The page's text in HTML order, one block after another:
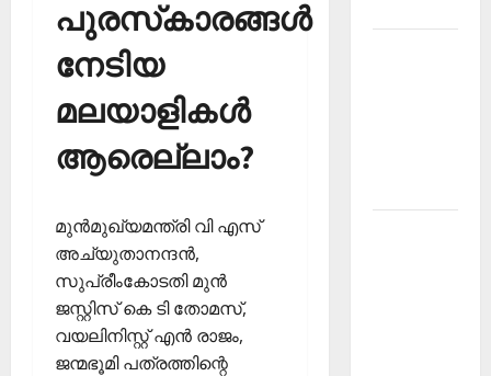
പുരസ്‌കാരങ്ങള്‍
നേടിയ
മലയാളികള്‍
ആരെല്ലാം?
മുന്‍മുഖ്യമന്ത്രി വി എസ്
അച്യുതാനന്ദന്‍,
സുപ്രീംകോടതി മുന്‍
ജസ്റ്റിസ് കെ ടി തോമസ്,
വയലിനിസ്റ്റ് എന്‍ രാജം,
ജന്മഭൂമി പത്രത്തിന്റെ